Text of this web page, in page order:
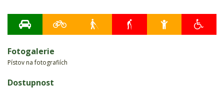
Fotogalerie
Pístov na fotografiích
Dostupnost